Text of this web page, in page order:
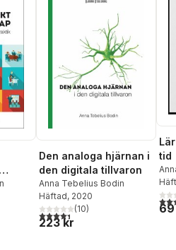
Den analoga hjärnan i
den digitala tillvaron
Anna Tebelius Bodin
Häftad, 2020
4,4utav 5 stjärnor. Totalt antal
(10)
223 kr
tid
2,8